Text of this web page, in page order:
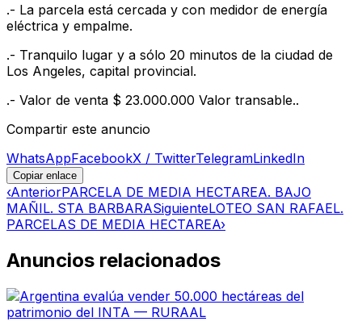
.- La parcela está cercada y con medidor de energía
eléctrica y empalme.
.- Tranquilo lugar y a sólo 20 minutos de la ciudad de
Los Angeles, capital provincial.
.- Valor de venta $ 23.000.000 Valor transable..
Compartir este anuncio
WhatsAppFacebookX / TwitterTelegramLinkedIn
Copiar enlace
‹AnteriorPARCELA DE MEDIA HECTAREA. BAJO
MAÑIL. STA BARBARASiguienteLOTEO SAN RAFAEL.
PARCELAS DE MEDIA HECTAREA›
Anuncios relacionados